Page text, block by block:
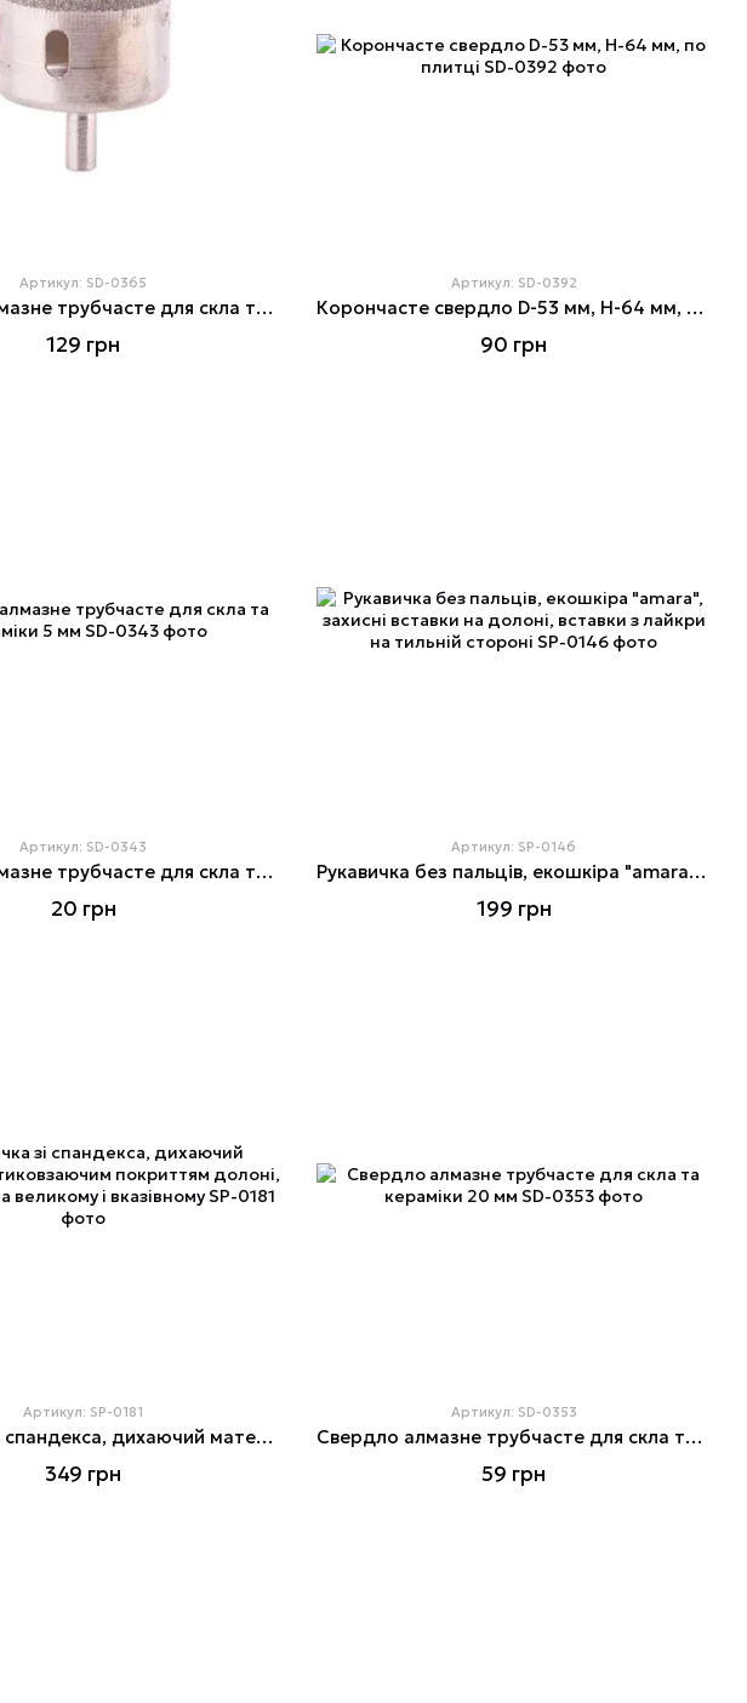
Артикул: SD-0365
Свердло алмазне трубчасте для скла та кераміки 45 мм
129 грн
Артикул: SD-0392
Корончасте свердло D-53 мм, H-64 мм, по плитці
90 грн
Артикул: SD-0343
Свердло алмазне трубчасте для скла та кераміки 5 мм
20 грн
Артикул: SP-0146
Рукавичка без пальців, екошкіра "amara", захисні вставки на долоні, вставки з лайкри на тильній стороні
199 грн
Артикул: SP-0181
Рукавичка зi спандекса, дихаючий матеріал, антиковзаючим покриттям долоні, посилення на великому і вказівному
349 грн
Артикул: SD-0353
Свердло алмазне трубчасте для скла та кераміки 20 мм
59 грн